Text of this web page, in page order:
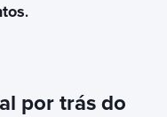
.
por trás do